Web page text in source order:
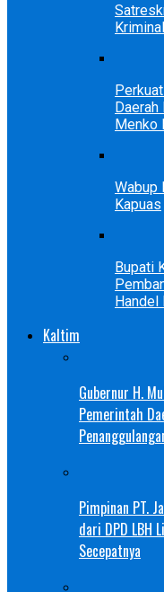
Menko
Wabup
Kapuas
Bupati
Kaltim
Gubernur H.
Pemerintah
Pimpinan PT.
dari DPD LBH
Secepatnya